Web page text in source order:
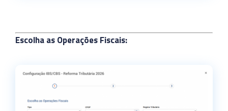
Escolha as Operações Fiscais: